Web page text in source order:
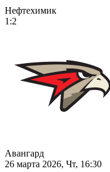
Нефтехимик
1:2
Авангард
26 марта 2026, Чт, 16:30